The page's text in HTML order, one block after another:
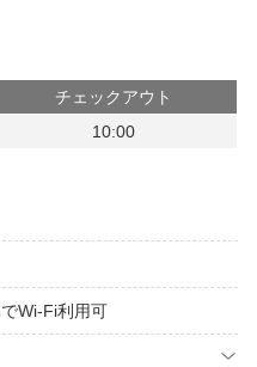
チェックアウト
10:00
Wi-Fi利用可